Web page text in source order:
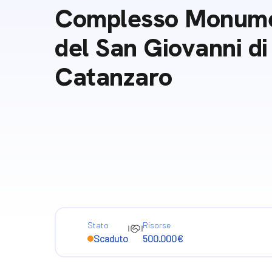
Complesso
del San Giovanni di
Catanzaro
Stato
Scaduto
Risorse
500.000€
Bilancio di missione
News e appuntamenti
News
progetti